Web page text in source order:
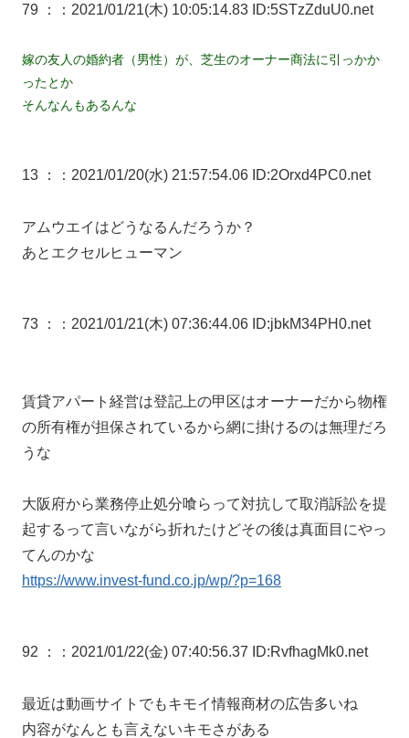
79 ： ：2021/01/21(木) 10:05:14.83 ID:5STzZduU0.net
嫁の友人の婚約者（男性）が、芝生のオーナー商法に引っかか
ったとか
そんなんもあるんな
13 ： ：2021/01/20(水) 21:57:54.06 ID:2Orxd4PC0.net
アムウエイはどうなるんだろうか？
あとエクセルヒューマン
73 ： ：2021/01/21(木) 07:36:44.06 ID:jbkM34PH0.net
賃貸アパート経営は登記上の甲区はオーナーだから物権
の所有権が担保されているから網に掛けるのは無理だろ
うな
大阪府から業務停止処分喰らって対抗して取消訴訟を提
起するって言いながら折れたけどその後は真面目にやっ
てんのかな
https://www.invest-fund.co.jp/wp/?p=168
92 ： ：2021/01/22(金) 07:40:56.37 ID:RvfhagMk0.net
最近は動画サイトでもキモイ情報商材の広告多いね
内容がなんとも言えないキモさがある